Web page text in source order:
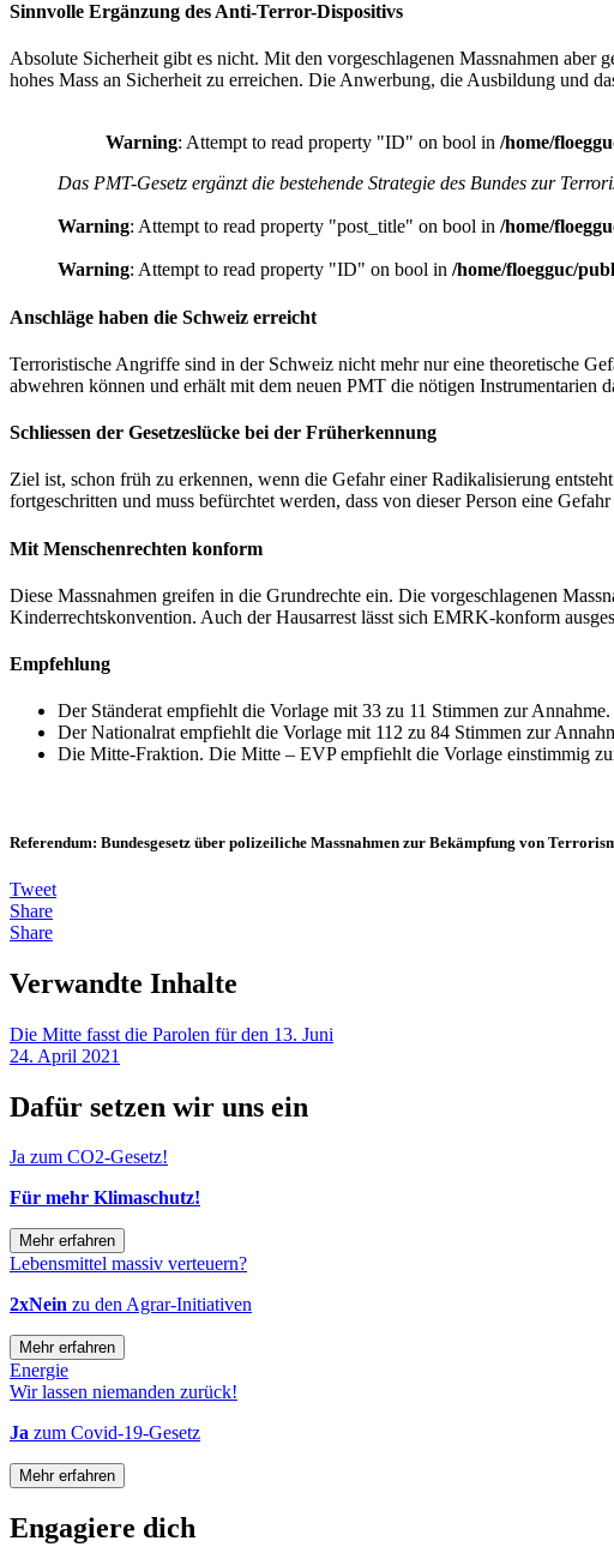
Sinnvolle Ergänzung des Anti-Terror-Dispositivs
Absolute Sicherheit gibt es nicht. Mit den vorgeschlagenen Massnahmen
hohes Mass an Sicherheit zu erreichen. Die Anwerbung, die Ausbildung und
Warning: Attempt to read property "ID" on bool in /home/
Das PMT-Gesetz ergänzt die bestehende Strategie des Bundes zur
Warning: Attempt to read property "post_title" on bool in /home/
Warning: Attempt to read property "ID" on bool in /home/floegguc/
Anschläge haben die Schweiz erreicht
Terroristische Angriffe sind in der Schweiz nicht mehr nur eine theoretische
abwehren können und erhält mit dem neuen PMT die nötigen Instrumentarien
Schliessen der Gesetzeslücke bei der Früherkennung
Ziel ist, schon früh zu erkennen, wenn die Gefahr einer Radikalisierung
fortgeschritten und muss befürchtet werden, dass von dieser Person eine
Mit Menschenrechten konform
Diese Massnahmen greifen in die Grundrechte ein. Die vorgeschlagenen
Kinderrechtskonvention. Auch der Hausarrest lässt sich EMRK-konform
Empfehlung
Der Ständerat empfiehlt die Vorlage mit 33 zu 11 Stimmen zur Annahme.
Der Nationalrat empfiehlt die Vorlage mit 112 zu 84 Stimmen zur
Die Mitte-Fraktion. Die Mitte – EVP empfiehlt die Vorlage einstimmig
Referendum: Bundesgesetz über polizeiliche Massnahmen zur Bekämpfung von
Tweet
Share
Share
Verwandte Inhalte
Die Mitte fasst die Parolen für den 13. Juni
24. April 2021
Dafür setzen wir uns ein
Ja zum CO2-Gesetz!
Für mehr Klimaschutz!
Mehr erfahren
Lebensmittel massiv verteuern?
2xNein zu den Agrar-Initiativen
Mehr erfahren
Energie
Wir lassen niemanden zurück!
Ja zum Covid-19-Gesetz
Mehr erfahren
Engagiere dich